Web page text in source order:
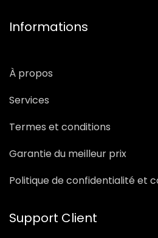
Informations
À propos
Services
Termes et conditions
Garantie du meilleur prix
Politique de confidentialité et
Support Client